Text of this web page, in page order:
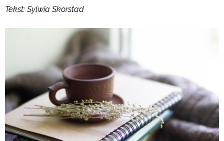
Tekst: Sylwia Skorstad